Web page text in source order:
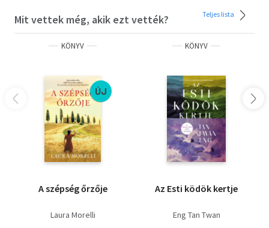
Mit vettek még, akik ezt vették? Teljes lista
KÖNYV
ÚJ
A szépség őrzője
Laura Morelli
KÖNYV
Az Esti ködök kertje
Eng Tan Twan